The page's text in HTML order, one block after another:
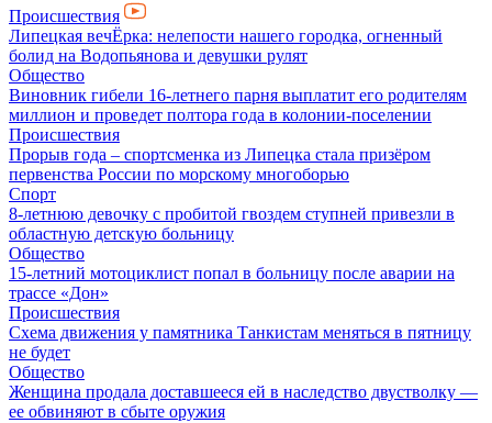
Происшествия
Липецкая вечЁрка: нелепости нашего городка, огненный
болид на Водопьянова и девушки рулят
Общество
Виновник гибели 16-летнего парня выплатит его родителям
миллион и проведет полтора года в колонии-поселении
Происшествия
Прорыв года – спортсменка из Липецка стала призёром
первенства России по морскому многоборью
Спорт
8-летнюю девочку с пробитой гвоздем ступней привезли в
областную детскую больницу
Общество
15-летний мотоциклист попал в больницу после аварии на
трассе «Дон»
Происшествия
Схема движения у памятника Танкистам меняться в пятницу
не будет
Общество
Женщина продала доставшееся ей в наследство двустволку —
ее обвиняют в сбыте оружия